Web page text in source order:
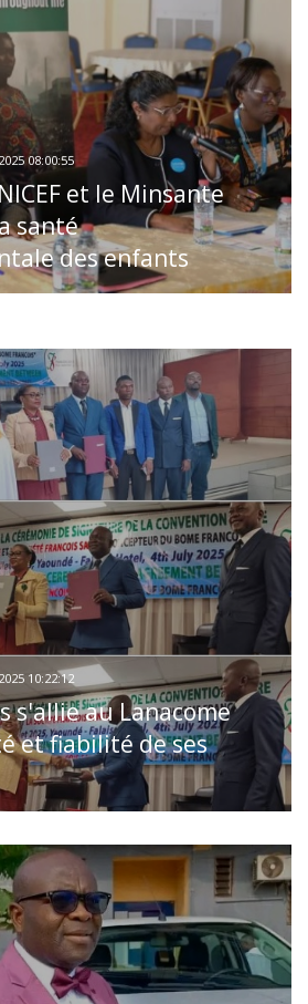
08:00:55
et le Minsante
santé
des enfants
10:22:12
s'allie au Lanacome
et fiabilité de ses